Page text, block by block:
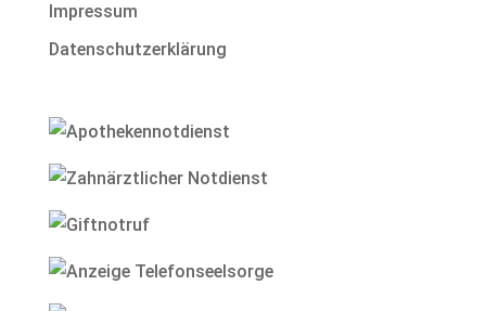
Impressum
Datenschutzerklärung